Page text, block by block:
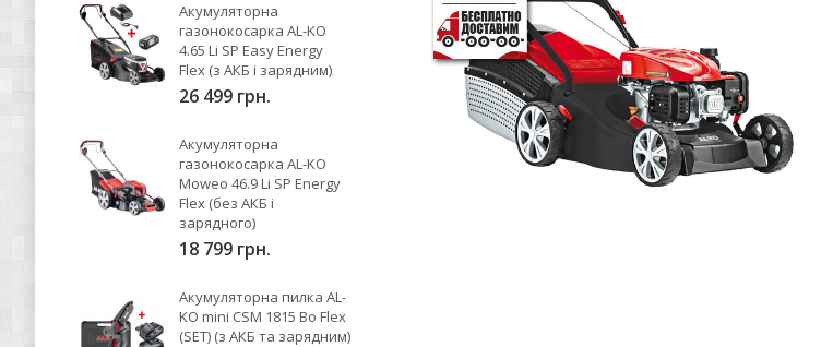
Акумуляторна
газонокосарка AL-KO
4.65 Li SP Easy Energy
Flex (з АКБ і зарядним)
26 499 грн.
Акумуляторна
газонокосарка AL-KO
Moweo 46.9 Li SP Energy
Flex (без АКБ і
зарядного)
18 799 грн.
Акумуляторна пилка AL-
KO mini CSM 1815 Bo Flex
(SET) (з АКБ та зарядним)